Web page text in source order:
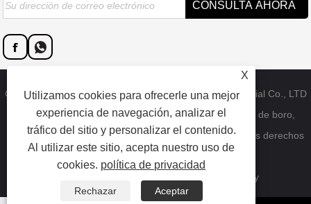
Copyright © 2023 Dongguan SAT nano technology material Co., LTD
- Nanopartículas de cobre de China, bigotes de nitruro de boro,
fábrica de nanopartículas de carburo de silicio - Todos los derechos
reservados.
Privacy Policy
X
Utilizamos cookies para ofrecerle una mejor
experiencia de navegación, analizar el
tráfico del sitio y personalizar el contenido.
Al utilizar este sitio, acepta nuestro uso de
cookies. política de privacidad
Rechazar Aceptar